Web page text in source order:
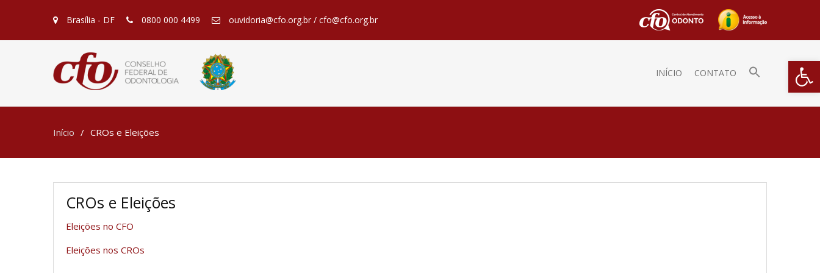
Barra de
Brasília - DF 0800 000 4499 ouvidoria@cfo.org.br / cfo@cfo.org.br
INÍCIO CONTATO
Início CROs e Eleições
CROs e Eleições
Eleições no CFO
Eleições nos CROs